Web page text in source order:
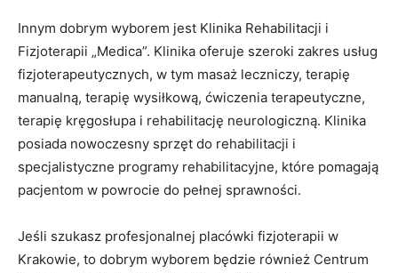
Innym dobrym wyborem jest Klinika Rehabilitacji i
Fizjoterapii „Medica”. Klinika oferuje szeroki zakres usług
fizjoterapeutycznych, w tym masaż leczniczy, terapię
manualną, terapię wysiłkową, ćwiczenia terapeutyczne,
terapię kręgosłupa i rehabilitację neurologiczną. Klinika
posiada nowoczesny sprzęt do rehabilitacji i
specjalistyczne programy rehabilitacyjne, które pomagają
pacjentom w powrocie do pełnej sprawności.
Jeśli szukasz profesjonalnej placówki fizjoterapii w
Krakowie, to dobrym wyborem będzie również Centrum